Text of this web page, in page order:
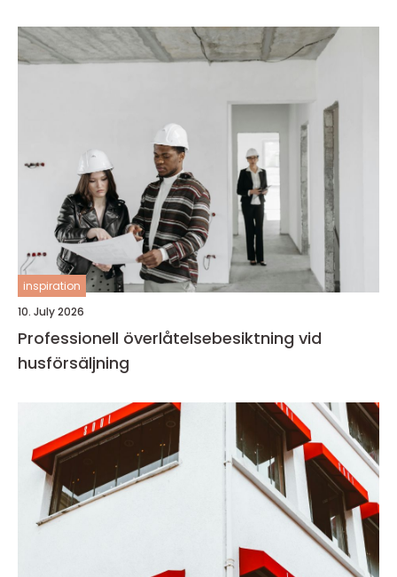
inspiration
10. July 2026
Professionell överlåtelsebesiktning vid
husförsäljning